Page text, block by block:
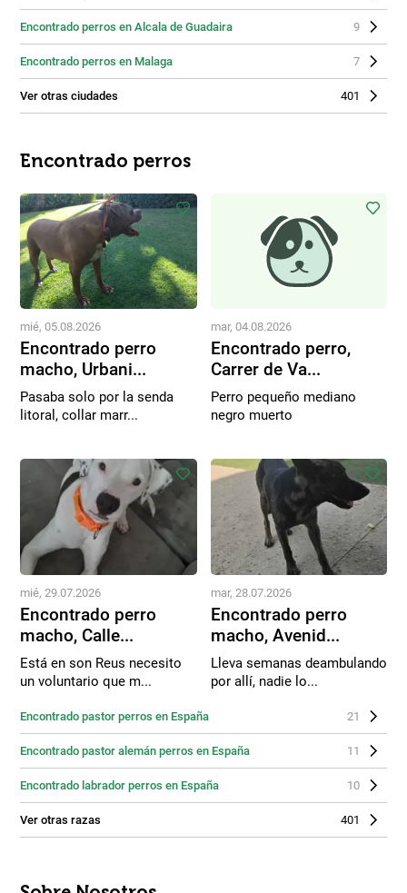
Encontrado perros en Alcala de Guadaira 9
Encontrado perros en Malaga 7
Ver otras ciudades 401
Encontrado perros
mié, 05.08.2026
Encontrado perro
macho, Urbani...
Pasaba solo por la senda
litoral, collar marr...
mar, 04.08.2026
Encontrado perro,
Carrer de Va...
Perro pequeño mediano
negro muerto
mié, 29.07.2026
Encontrado perro
macho, Calle...
Está en son Reus necesito
un voluntario que m...
mar, 28.07.2026
Encontrado perro
macho, Avenid...
Lleva semanas deambulando
por allí, nadie lo...
Encontrado pastor perros en España 21
Encontrado pastor alemán perros en España 11
Encontrado labrador perros en España 10
Ver otras razas 401